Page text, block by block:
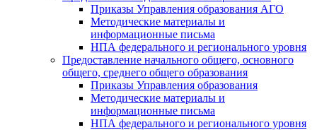
Приказы Управления образования АГО
Методические материалы и
информационные письма
НПА федерального и регионального уровня
Предоставление начального общего, основного
общего, среднего общего образования
Приказы Управления образования
Методические материалы и
информационные письма
НПА федерального и регионального уровня